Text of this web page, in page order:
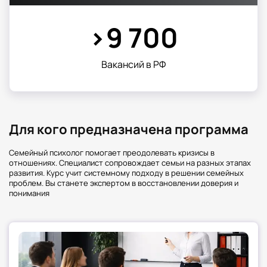
Генограммы — анализ семейной истории
Коммуникативные тренинги — отработка
Ролевые игры — проигрывание проблемных
личностных и профессиональных
характеристик.
Таблица: Ключевые компетенции
специалиста
Эмпатия и терпимость
Системное
Эмоциональная устойчивость
Навыки
Коммуникабельность
Знание семейной
Тактичность
Владение
>9 700
Вакансий в РФ
Для кого предназначена программа
Семейный психолог помогает преодолевать кризисы в
отношениях. Специалист сопровождает семьи на разных этапах
развития. Курс учит системному подходу в решении семейных
проблем. Вы станете экспертом в восстановлении доверия и
понимания